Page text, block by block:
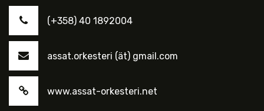
(+358) 40 1892004
assat.orkesteri (ät) gmail.com
www.assat-orkesteri.net